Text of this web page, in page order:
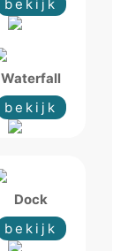
bekijk
Waterfall
bekijk
Dock
bekijk